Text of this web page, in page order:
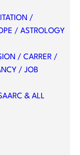
/
/ ASTROLOGY
/ CARRER /
/ JOB
& ALL